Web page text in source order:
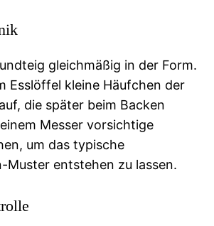
gleichmäßig in der Form.
Esslöffel kleine Häufchen der
die später beim Backen
Messer vorsichtige
um das typische
Muster entstehen zu lassen.